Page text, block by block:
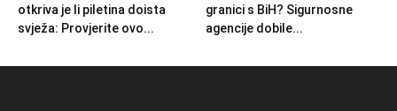
otkriva je li piletina doista
svježa: Provjerite ovo...
granici s BiH? Sigurnosne
agencije dobile...